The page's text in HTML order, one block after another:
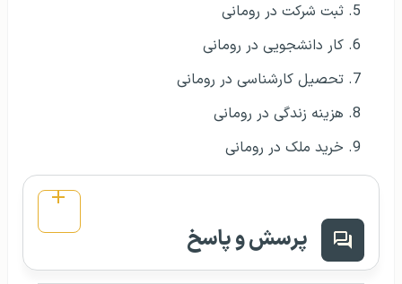
ثبت شرکت در رومانی
کار دانشجویی در رومانی
تحصیل کارشناسی در رومانی
هزینه زندگی در رومانی
خرید ملک در رومانی
پرسش و پاسخ